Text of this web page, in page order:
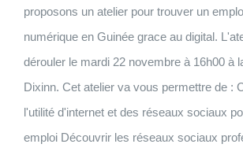
proposons un atelier pour trouver un
numérique en Guinée grace au digital.
dérouler le mardi 22 novembre à 16h00 à
Dixinn. Cet atelier va vous permettre de :
l'utilité d'internet et des réseaux sociaux
emploi Découvrir les réseaux sociaux